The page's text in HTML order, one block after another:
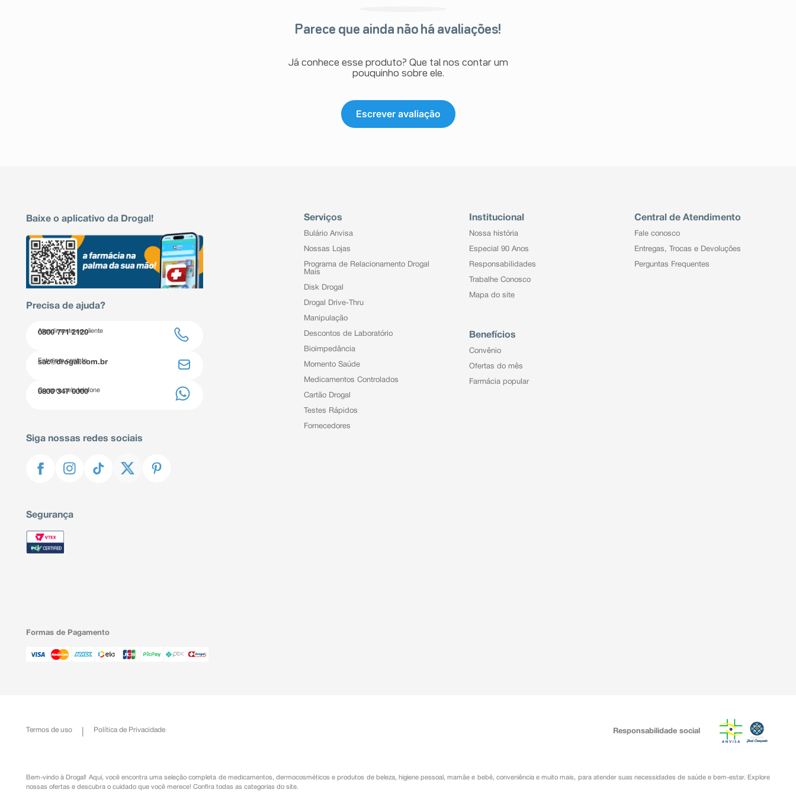
Parece que ainda não há avaliações!
Já conhece esse produto? Que tal nos contar um
pouquinho sobre ele.
Escrever avaliação
Baixe o aplicativo da Drogal!
Precisa de ajuda?
Atendimento ao cliente
0800 771 2120
Entre em contato
sac@drogal.com.br
Compre pelo telefone
0800 347 0000
Siga nossas redes sociais
Segurança
Serviços
Bulário Anvisa
Nossas Lojas
Programa de Relacionamento Drogal
Mais
Disk Drogal
Drogal Drive-Thru
Manipulação
Descontos de Laboratório
Bioimpedância
Momento Saúde
Medicamentos Controlados
Cartão Drogal
Testes Rápidos
Fornecedores
Institucional
Nossa história
Especial 90 Anos
Responsabilidades
Trabalhe Conosco
Mapa do site
Benefícios
Convênio
Ofertas do mês
Farmácia popular
Central de Atendimento
Fale conosco
Entregas, Trocas e Devoluções
Perguntas Frequentes
Formas de Pagamento
Termos de uso Política de Privacidade Responsabilidade social
Bem-vindo à Drogal! Aqui, você encontra uma seleção completa de medicamentos ,dermocosméticos e produtos de beleza, higiene pessoal ,mamãe e bebê, conveniênciae muito mais, para atender suas necessidades de saúde e bem-estar. Explore
nossas ofertas e descubra o cuidado que você merece! Confira todas as categorias do site.